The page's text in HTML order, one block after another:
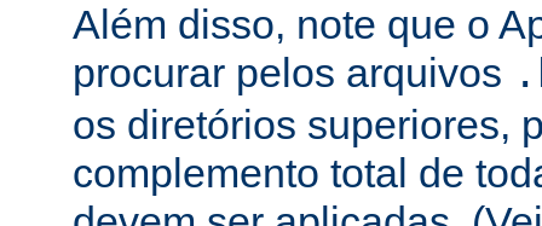
Além disso, note que o
procurar pelos arquivos
os diretórios superiores,
complemento total de